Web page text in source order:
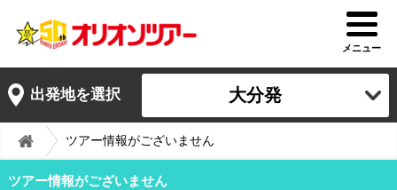
メニュー
出発地を選択 大分発
ツアー情報がございません
ツアー情報がございません